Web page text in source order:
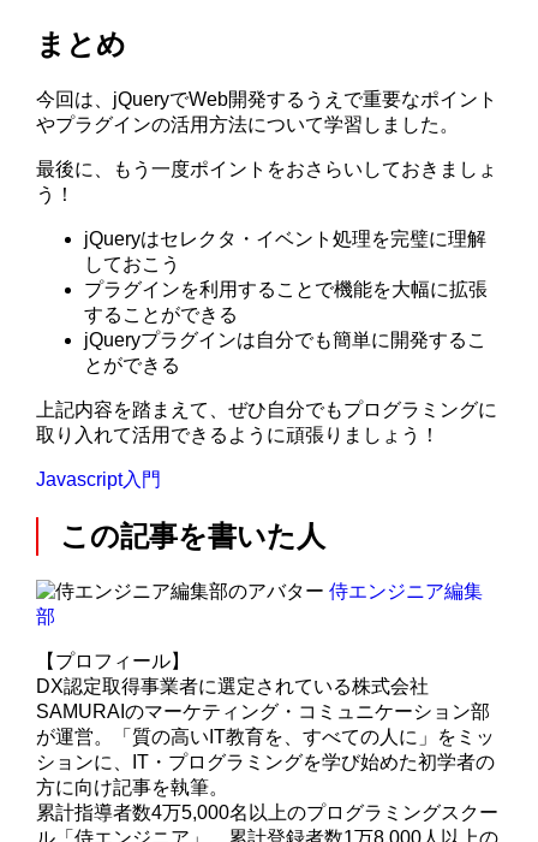
まとめ
今回は、jQueryでWeb開発するうえで重要なポイント
やプラグインの活用方法について学習しました。
最後に、もう一度ポイントをおさらいしておきましょ
う！
jQueryはセレクタ・イベント処理を完璧に理解
しておこう
プラグインを利用することで機能を大幅に拡張
することができる
jQueryプラグインは自分でも簡単に開発するこ
とができる
上記内容を踏まえて、ぜひ自分でもプログラミングに
取り入れて活用できるように頑張りましょう！
Javascript入門
この記事を書いた人
侍エンジニア編集
部
【プロフィール】
DX認定取得事業者に選定されている株式会社
SAMURAIのマーケティング・コミュニケーション部
が運営。「質の高いIT教育を、すべての人に」をミッ
ションに、IT・プログラミングを学び始めた初学者の
方に向け記事を執筆。
累計指導者数4万5,000名以上のプログラミングスクー
ル「侍エンジニア」、累計登録者数1万8,000人以上の